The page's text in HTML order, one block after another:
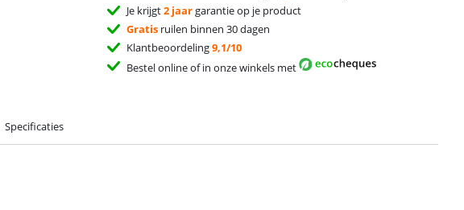
Je krijgt2 jaargarantie op je product
Gratis ruilen binnen 30 dagen
Klantbeoordeling9,1/10
Bestel online of in onze winkels met
Specificaties